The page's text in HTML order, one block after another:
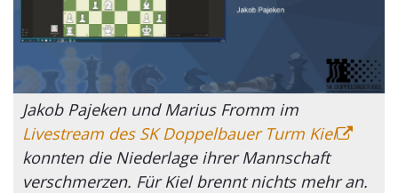
Jakob Pajeken und Marius Fromm im
Livestream des SK Doppelbauer Turm Kiel
konnten die Niederlage ihrer Mannschaft
verschmerzen. Für Kiel brennt nichts mehr an.